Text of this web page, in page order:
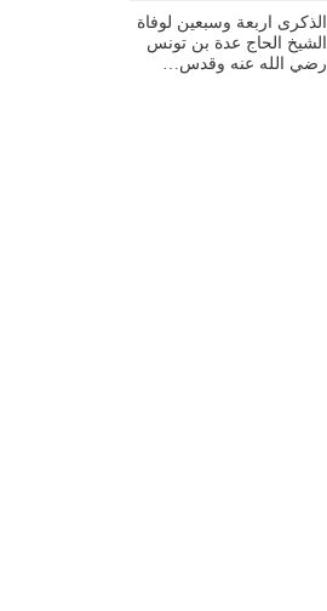
الذكرى اربعة وسبعين لوفاة
الشيخ الحاج عدة بن تونس
رضي الله عنه وقدس…